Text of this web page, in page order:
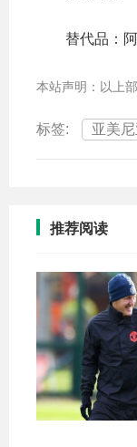
替代品：
本站声明：以上
标签: 亚美
推荐阅读